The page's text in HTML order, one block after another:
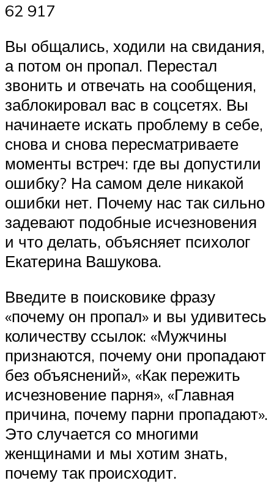
62 917
Вы общались, ходили на свидания,
а потом он пропал. Перестал
звонить и отвечать на сообщения,
заблокировал вас в соцсетях. Вы
начинаете искать проблему в себе,
снова и снова пересматриваете
моменты встреч: где вы допустили
ошибку? На самом деле никакой
ошибки нет. Почему нас так сильно
задевают подобные исчезновения
и что делать, объясняет психолог
Екатерина Вашукова.
Введите в поисковике фразу
«почему он пропал» и вы удивитесь
количеству ссылок: «Мужчины
признаются, почему они пропадают
без объяснений», «Как пережить
исчезновение парня», «Главная
причина, почему парни пропадают».
Это случается со многими
женщинами и мы хотим знать,
почему так происходит.